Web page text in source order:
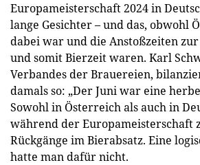
Europameisterschaft 2024 in
lange Gesichter – und das, obwohl
dabei war und die Anstoßzeiten zur
und somit Bierzeit waren. Karl
Verbandes der Brauereien,
damals so: „Der Juni war eine
Sowohl in Österreich als auch in
während der Europameisterschaft
Rückgänge im Bierabsatz. Eine
hatte man dafür nicht.